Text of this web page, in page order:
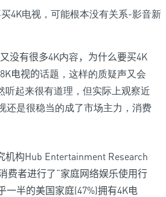
没有很多4K内容，为什么要买4K
电视的话题，这样的质疑声又会
听起来很有道理，但实际上观察近
还是很稳当的成了市场主力，消费
机构Hub Entertainment Research
费者进行了“家庭网络娱乐使用行
一半的美国家庭(47%)拥有4K电